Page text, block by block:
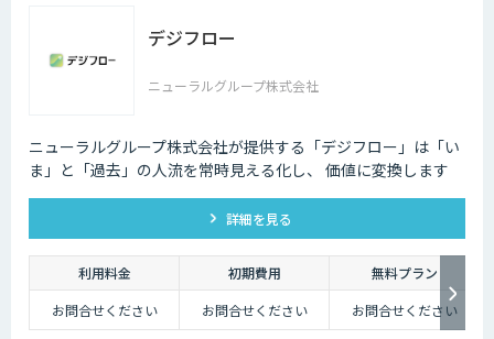
デジフロー
ニューラルグループ株式会社
ニューラルグループ株式会社が提供する「デジフロー」は「い
ま」と「過去」の人流を常時見える化し、 価値に変換します
詳細を見る
利用料金 初期費用
無料プラン
お問合せください
お問合せください お問合せください